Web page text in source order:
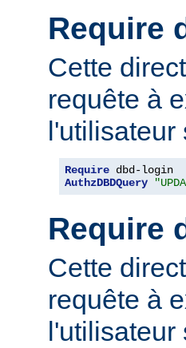
Require
Cette
requête à
l'utilisateur
Require
AuthzDBDQuery
Require
Cette
requête à